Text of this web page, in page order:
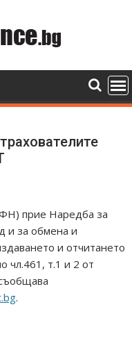
прие Наредба за
и за обмена и
и отчитането
чл.461, т.1 и 2 от
.